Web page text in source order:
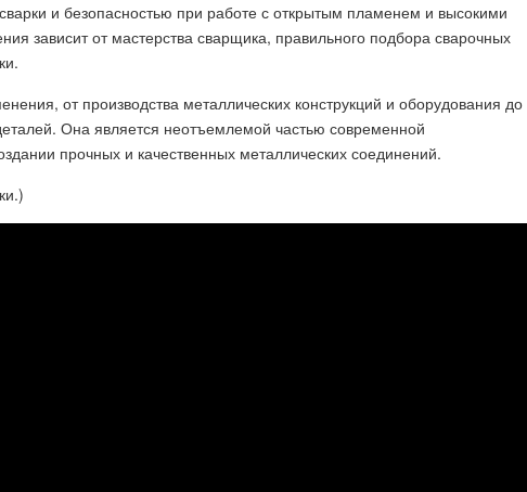
и безопасностью при работе с открытым пламенем и высокими
зависит от мастерства сварщика, правильного подбора сварочных
от производства металлических конструкций и оборудования до
Она является неотъемлемой частью современной
прочных и качественных металлических соединений.